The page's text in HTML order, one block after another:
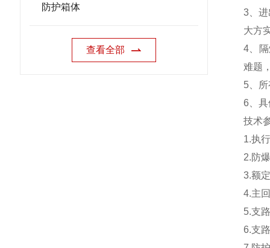
防护箱体
查看全部
3、
大方
4、
难题
5、
6、
技术
1.执
2.防
3.额
4.主
5.支
6.支